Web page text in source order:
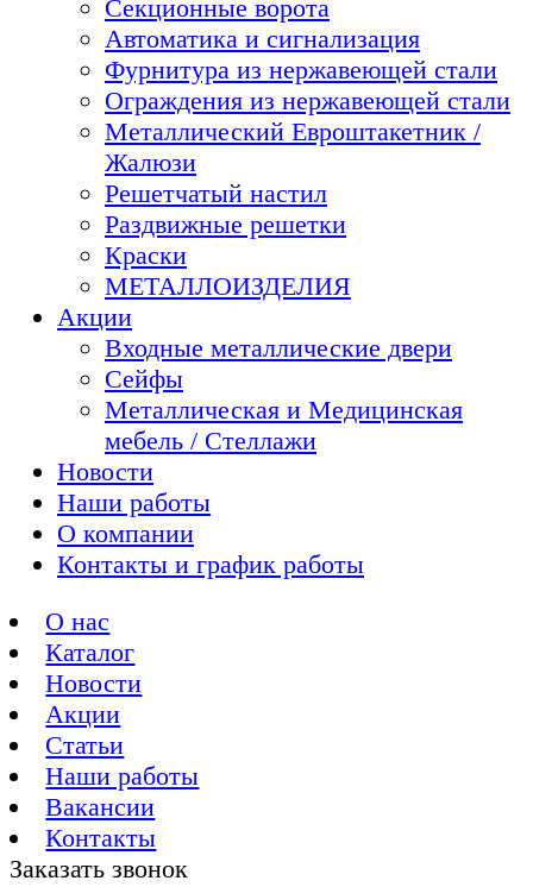
Секционные ворота
Автоматика и сигнализация
Фурнитура из нержавеющей стали
Ограждения из нержавеющей стали
Металлический Евроштакетник /
Жалюзи
Решетчатый настил
Раздвижные решетки
Краски
МЕТАЛЛОИЗДЕЛИЯ
Акции
Входные металлические двери
Сейфы
Металлическая и Медицинская
мебель / Стеллажи
Новости
Наши работы
О компании
Контакты и график работы
О нас
Каталог
Новости
Акции
Статьи
Наши работы
Вакансии
Контакты
Заказать звонок